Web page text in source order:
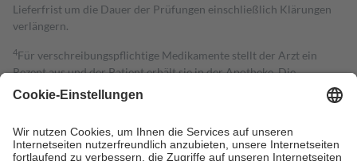
Lieferfrist um die Dauer der Prüfungen einschließlich Klärungen
verlängern.
4Für verschreibungspflichtige Medikamente stellt der Arzt ein
Rezept aus und der Patient erhält sie in der Apotheke. Die
gesetzliche Krankenversicherung übernimmt in der Regel die
Kosten dafür, der Versicherte trägt einen Teil davon als Zuzahlung
Grundsätzlich leisten Mitglieder Zuzahlungen in Höhe von zehn
Prozent des Abgabepreises,mindestens jedochfünf Euround